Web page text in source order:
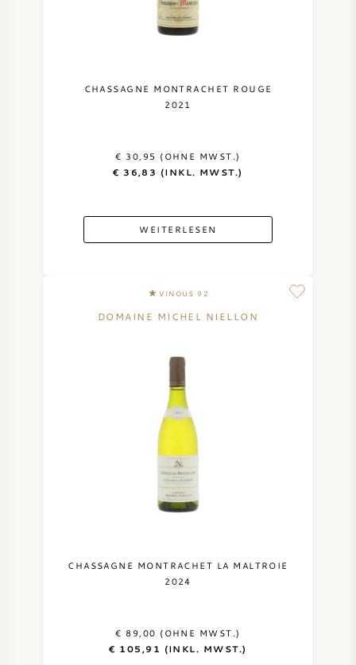
CHASSAGNE MONTRACHET ROUGE
2021
€ 30,95 (OHNE MWST.)
€ 36,83 (INKL. MWST.)
WEITERLESEN
VINOUS 92
DOMAINE MICHEL NIELLON
CHASSAGNE MONTRACHET LA MALTROIE
2024
€ 89,00 (OHNE MWST.)
€ 105,91 (INKL. MWST.)